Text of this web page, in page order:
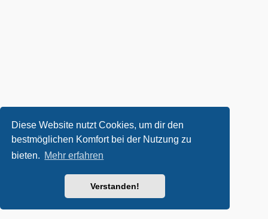
Diese Website nutzt Cookies, um dir den
bestmöglichen Komfort bei der Nutzung zu
bieten. Mehr erfahren
Verstanden!